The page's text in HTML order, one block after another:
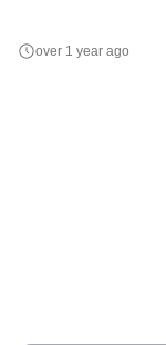
を担当していただきます。 具体的には、 ・季節ご
LPの作成 ・バナー
over 1 year ago